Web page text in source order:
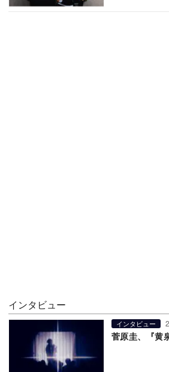
インタビュー
インタビュー
菅原圭、『黄